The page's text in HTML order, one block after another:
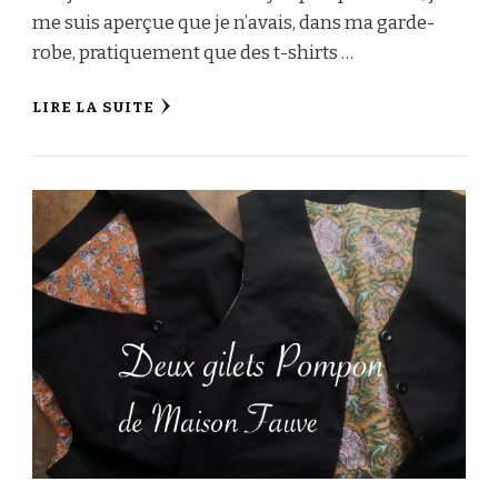
me suis aperçue que je n’avais, dans ma garde-
robe, pratiquement que des t-shirts …
LIRE LA SUITE